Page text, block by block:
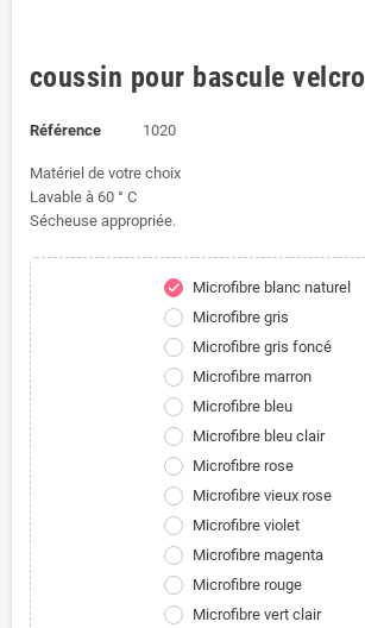
coussin pour bascule velcro
Référence 1020
Matériel de votre choix
Lavable à 60 ° C
Sécheuse appropriée.
check
Microfibre blanc naturel
Microfibre gris
Microfibre gris foncé
Microfibre marron
Microfibre bleu
Microfibre bleu clair
Microfibre rose
Microfibre vieux rose
Microfibre violet
Microfibre magenta
Microfibre rouge
Microfibre vert clair